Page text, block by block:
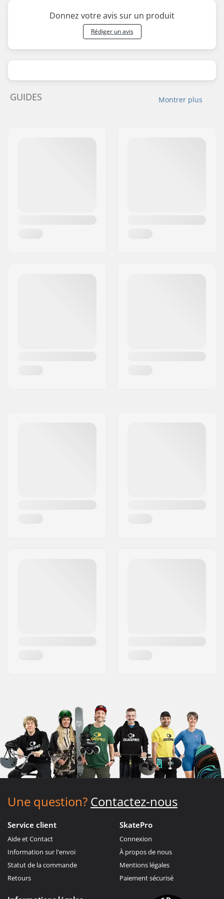
Donnez votre avis sur un produit
Rédiger un avis
Montrer plus
GUIDES
Une question? Contactez-nous
Service client
Aide et Contact
Information sur l'envoi
Statut de la commande
Retours
SkatePro
Connexion
À propos de nous
Mentions légales
Paiement sécurisé